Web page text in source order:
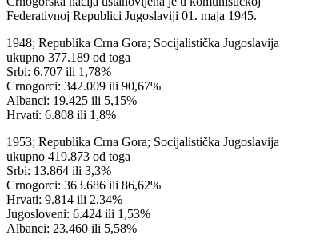
Federativnoj Republici Jugoslaviji 01. maja 1945.
1948; Republika Crna Gora; Socijalistička Jugoslavija
ukupno 377.189 od toga
Srbi: 6.707 ili 1,78%
Crnogorci: 342.009 ili 90,67%
Albanci: 19.425 ili 5,15%
Hrvati: 6.808 ili 1,8%
1953; Republika Crna Gora; Socijalistička Jugoslavija
ukupno 419.873 od toga
Srbi: 13.864 ili 3,3%
Crnogorci: 363.686 ili 86,62%
Hrvati: 9.814 ili 2,34%
Jugosloveni: 6.424 ili 1,53%
Albanci: 23.460 ili 5,58%